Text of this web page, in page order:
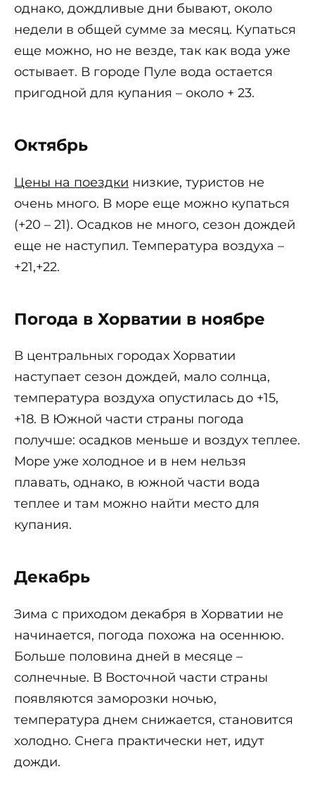
однако, дождливые дни бывают, около
недели в общей сумме за месяц. Купаться
еще можно, но не везде, так как вода уже
остывает. В городе Пуле вода остается
пригодной для купания – около + 23.
Октябрь
Цены на поездки низкие, туристов не
очень много. В море еще можно купаться
(+20 – 21). Осадков не много, сезон дождей
еще не наступил. Температура воздуха –
+21,+22.
Погода в Хорватии в ноябре
В центральных городах Хорватии
наступает сезон дождей, мало солнца,
температура воздуха опустилась до +15,
+18. В Южной части страны погода
получше: осадков меньше и воздух теплее.
Море уже холодное и в нем нельзя
плавать, однако, в южной части вода
теплее и там можно найти место для
купания.
Декабрь
Зима с приходом декабря в Хорватии не
начинается, погода похожа на осеннюю.
Больше половина дней в месяце –
солнечные. В Восточной части страны
появляются заморозки ночью,
температура днем снижается, становится
холодно. Снега практически нет, идут
дожди.